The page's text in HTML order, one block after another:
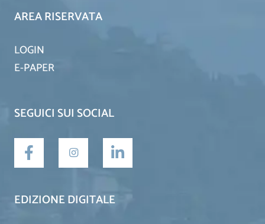
AREA RISERVATA
LOGIN
E-PAPER
SEGUICI SUI SOCIAL
EDIZIONE DIGITALE